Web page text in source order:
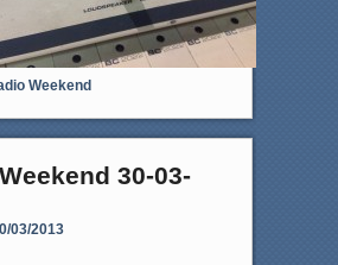
Weekend
30-03-
03/2013